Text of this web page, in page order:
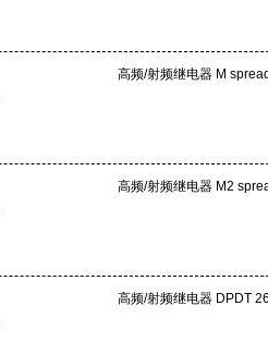
高频/射频继电器 M
高频/射频继电器 M2
高频/射频继电器 DPDT